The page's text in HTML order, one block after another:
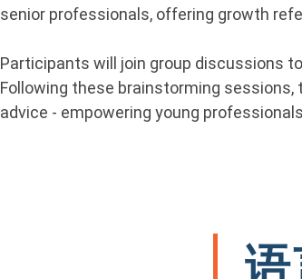
senior professionals, offering growth
Participants will join group discussions
Following these brainstorming
advice - empowering young
语